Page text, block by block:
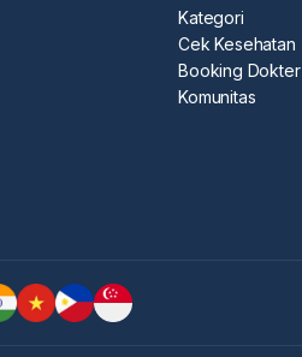
Kategori
Cek Kesehatan
Booking Dokter
Komunitas